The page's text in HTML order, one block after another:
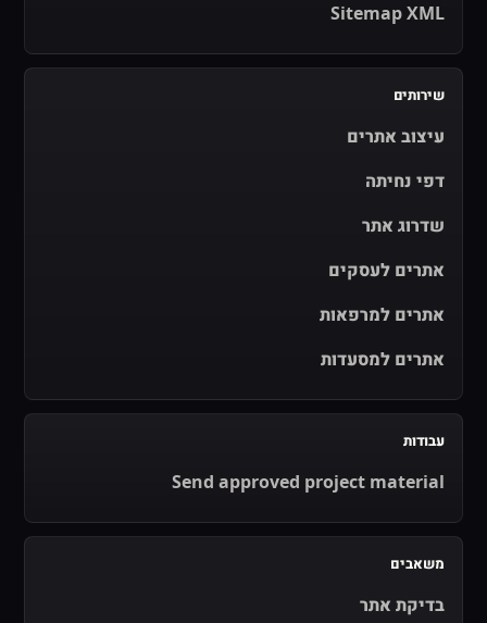
Sitemap XML
שירותים
עיצוב אתרים
דפי נחיתה
שדרוג אתר
אתרים לעסקים
אתרים למרפאות
אתרים למסעדות
עבודות
Send approved project material
משאבים
בדיקת אתר